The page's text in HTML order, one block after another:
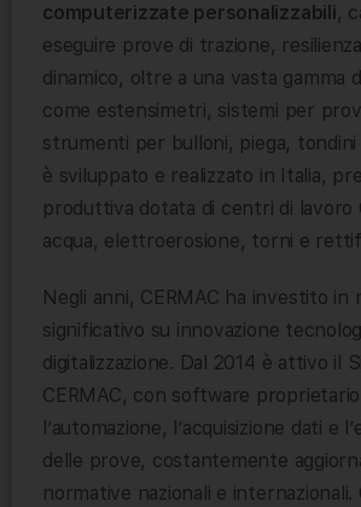
computerizzate personalizzabili,
eseguire prove di trazione,
dinamico, oltre a una vasta gamma
come estensimetri, sistemi per
strumenti per bulloni, piega,
è sviluppato e realizzato in Italia,
produttiva dotata di centri di lavoro
acqua, elettroerosione, torni e
Negli anni, CERMAC ha investito in
significativo su innovazione
digitalizzazione. Dal 2014 è attivo il
CERMAC, con software
l’automazione, l’acquisizione dati e
delle prove, costantemente
normative nazionali e internazionali.